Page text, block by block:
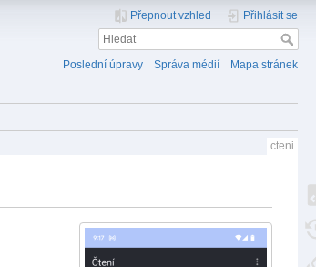
Přepnout vzhled Přihlásit se
Poslední úpravy Správa médií Mapa stránek
cteni